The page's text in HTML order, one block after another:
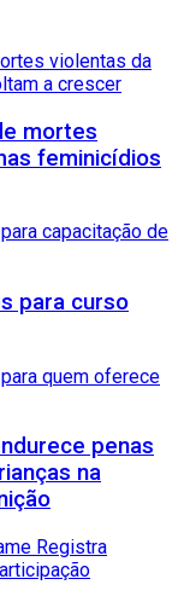
mortes
feminicídios
para curso
penas
na